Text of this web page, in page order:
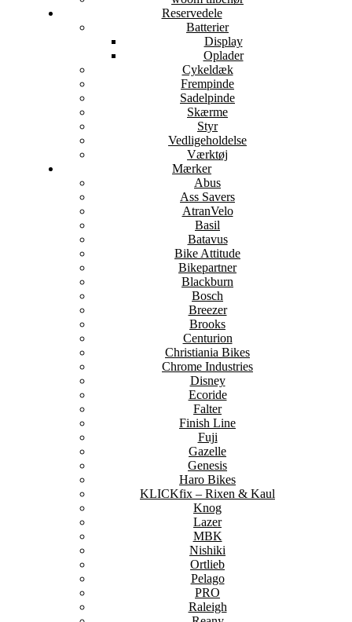
Reservedele
Batterier
Display
Oplader
Cykeldæk
Frempinde
Sadelpinde
Skærme
Styr
Vedligeholdelse
Værktøj
Mærker
Abus
Ass Savers
AtranVelo
Basil
Batavus
Bike Attitude
Bikepartner
Blackburn
Bosch
Breezer
Brooks
Centurion
Christiania Bikes
Chrome Industries
Disney
Ecoride
Falter
Finish Line
Fuji
Gazelle
Genesis
Haro Bikes
KLICKfix – Rixen & Kaul
Knog
Lazer
MBK
Nishiki
Ortlieb
Pelago
PRO
Raleigh